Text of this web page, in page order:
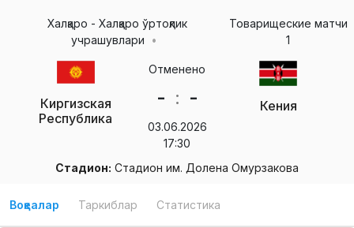
Халқаро - Халқаро ўртоқлик
учрашувлари
Товарищеские матчи
1
Киргизская
Республика
Отменено
- : -
03.06.2026
17:30
Кения
Стадион: Стадион им. Долена Омурзакова
Воқеалар Таркиблар Статистика